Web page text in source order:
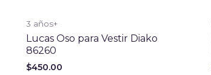
3 años+
Lucas Oso para Vestir Diako
86260
$450.00